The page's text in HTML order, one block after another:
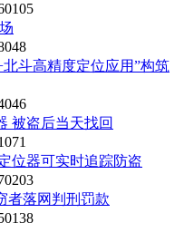
0105
048
北斗高精度定位应用”构筑
046
被盗后当天找回
071
位器可实时追踪防盗
0203
者落网判刑罚款
0138